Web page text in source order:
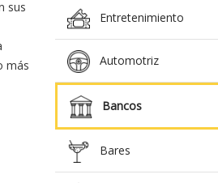
sus
más
Entretenimiento
Automotriz
Bancos
Bares